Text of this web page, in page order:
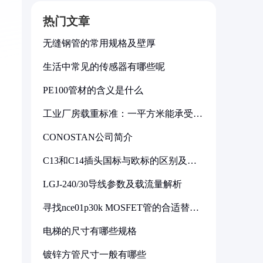
热门文章
无缝钢管的常用规格及壁厚
生活中常见的传感器有哪些呢
PE100管材的含义是什么
工业厂房载重标准：一平方米能承受多
CONOSTAN公司简介
C13和C14插头国标与欧标的区别及其
LGJ-240/30导线参数及载流量解析
寻找nce01p30k MOSFET管的合适替代
电梯的尺寸有哪些规格
镀锌方管尺寸一般有哪些